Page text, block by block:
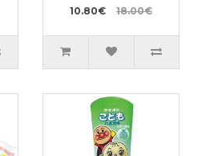
10.80€ 18.00€